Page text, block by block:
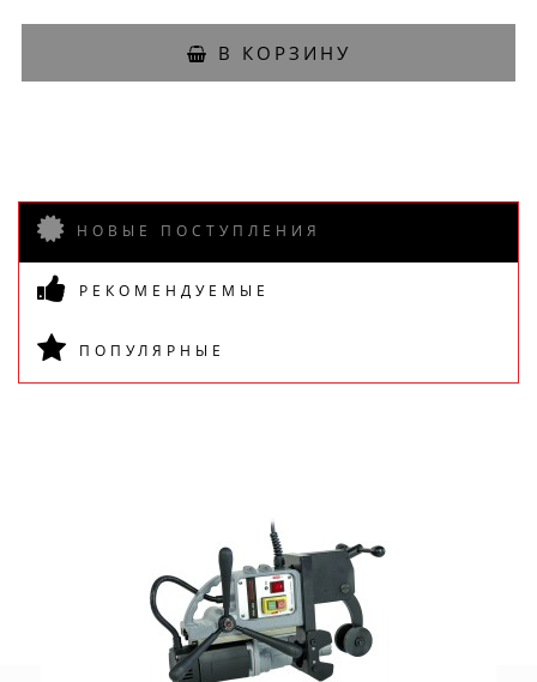
В КОРЗИНУ
НОВЫЕ ПОСТУПЛЕНИЯ
РЕКОМЕНДУЕМЫЕ
ПОПУЛЯРНЫЕ